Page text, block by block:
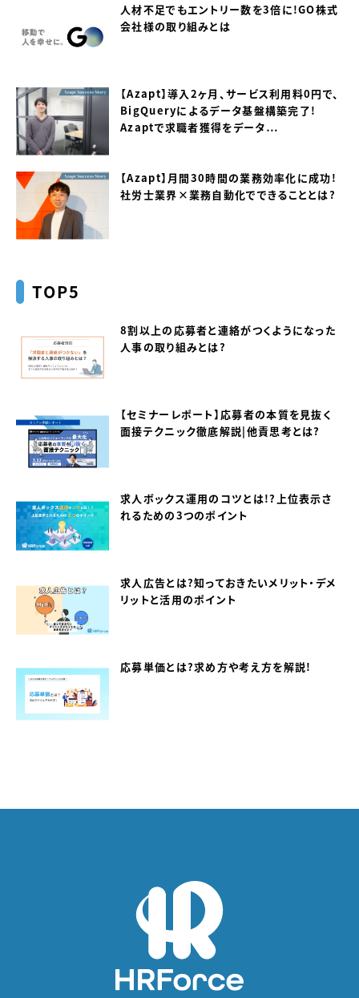
人材不足でもエントリー数を3倍に！GO株式
会社様の取り組みとは
【Azapt】導入2ヶ月、サービス利用料0円で、
BigQueryによるデータ基盤構築完了！
Azaptで求職者獲得をデータ…
【Azapt】月間30時間の業務効率化に成功！
社労士業界×業務自動化でできることとは？
TOP5
8割以上の応募者と連絡がつくようになった
人事の取り組みとは？
【セミナーレポート】応募者の本質を見抜く
面接テクニック徹底解説｜他責思考とは？
求人ボックス運用のコツとは！？上位表示さ
れるための3つのポイント
求人広告とは？知っておきたいメリット・デメ
リットと活用のポイント
応募単価とは？求め方や考え方を解説！